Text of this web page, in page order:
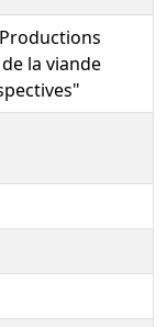
la viande